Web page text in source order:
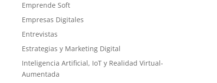
Emprende Soft
Empresas Digitales
Entrevistas
Estrategias y Marketing Digital
Inteligencia Artificial, IoT y Realidad Virtual-
Aumentada